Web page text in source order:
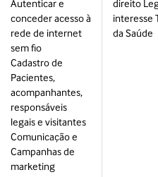
Autenticar e
conceder acesso à
rede de internet
sem fio
Cadastro de
Pacientes,
acompanhantes,
responsáveis
legais e visitantes
Comunicação e
Campanhas de
marketing
direito
interesse
da Saúde